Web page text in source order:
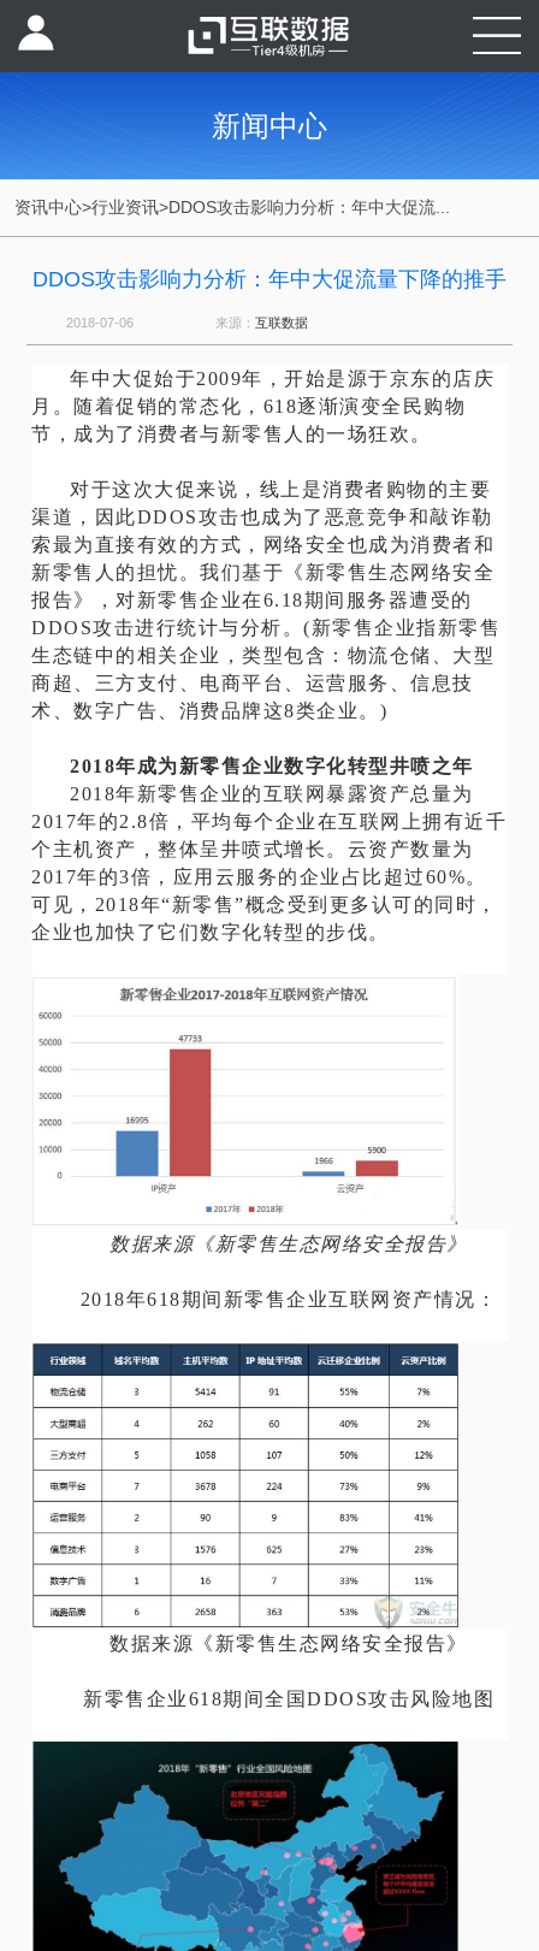
新闻中心
资讯中心>行业资讯>DDOS攻击影响力分析：年中大促流...
DDOS攻击影响力分析：年中大促流量下降的推手
2018-07-06 来源： 互联数据
年中大促始于2009年，开始是源于京东的店庆
月。随着促销的常态化，618逐渐演变全民购物
节，成为了消费者与新零售人的一场狂欢。
对于这次大促来说，线上是消费者购物的主要
渠道，因此DDOS攻击也成为了恶意竞争和敲诈勒
索最为直接有效的方式，
网络安全也成为消费者和
新零售人的担忧。我们基于《新零售生态网络安全
报告》，对新零售企业在6.18期间服务器遭受的
DDOS攻击进行统计与分析。(新零售企业指新零售
生态链中的相关企业，类型包含：物流仓储、大型
商超、三方支付、电商平台、运营服务、信息技
术、数字广告、消费品牌这8类企业。)
2018年成为新零售企业数字化转型井喷之年
2018年新零售企业的互联网暴露资产总量为
2017年的2.8倍，平均每个企业在互联网上拥有近千
个主机资产，整体呈井喷式增长。云资产数量为
2017年的3倍，应用云服务的企业占比超过60%。
可见，2018年“新零售”概念受到更多认可的同时，
企业也加快了它们数字化转型的步伐。
数据来源《新零售生态网络安全报告》
2018年618期间新零售企业互联网资产情况：
数据来源《新零售生态网络安全报告》
新零售企业618期间全国DDOS攻击风险地图